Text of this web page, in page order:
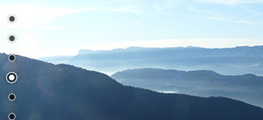
Aller au contenu principal